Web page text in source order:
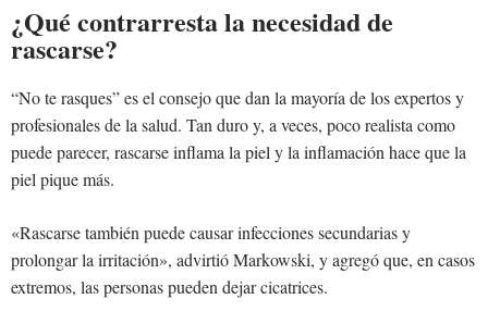
¿Qué contrarresta la necesidad de
rascarse?
“No te rasques” es el consejo que dan la mayoría de los expertos y
profesionales de la salud. Tan duro y, a veces, poco realista como
puede parecer, rascarse inflama la piel y la inflamación hace que la
piel pique más.
«Rascarse también puede causar infecciones secundarias y
prolongar la irritación», advirtió Markowski, y agregó que, en casos
extremos, las personas pueden dejar cicatrices.